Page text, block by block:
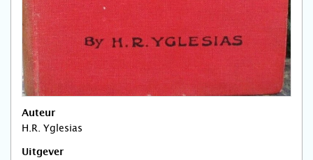
Auteur
H.R. Yglesias
Uitgever